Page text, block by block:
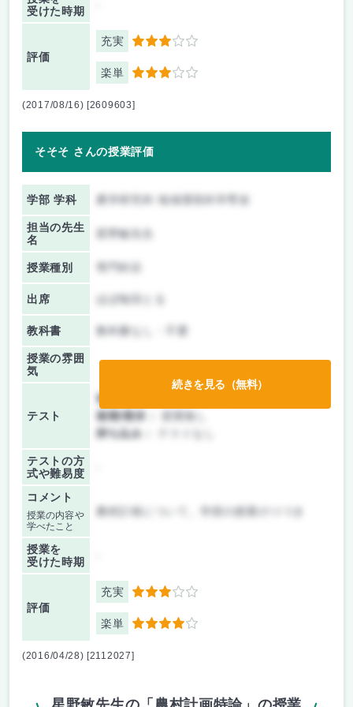
受けた時期
評価
充実 3
楽単 3
(2017/08/16) [2609603]
そそそ さんの授業評価
学部 学科
担当の先生
名
星野敏先生
授業種別
出席 ほぼ毎回とる
教科書 教科書なし・不要
授業の雰囲
気
テスト
前期/中間：
後期/期末：
授業無し
持ち込み：
テストの方
式や難易度
コメント
授業の内容や
学べたこと
授業を
受けた時期
評価
充実 3
楽単 4
続きを見る（無料）
(2016/04/28) [2112027]